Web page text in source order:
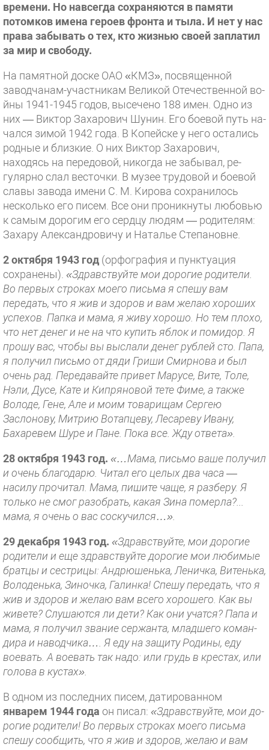
времени. Но навсегда сохраняются в памяти
потомков имена героев фронта и тыла. И нет у нас
права забывать о тех, кто жизнью своей заплатил
за мир и свободу.
На памятной доске ОАО «КМЗ», посвященной
заводчанам-участ­никам Великой Отечественной во­
йны 1941-1945 годов, высечено 188 имен. Одно из
них — Виктор Заха­рович Шунин. Его боевой путь на­
чался зимой 1942 года. В Копейске у него остались
родные и близкие. О них Виктор Захарович,
находясь на передовой, никогда не забывал, ре­
гулярно слал весточки. В музее тру­довой и боевой
славы завода имени С. М. Кирова сохранилось
несколько его писем. Все они проникнуты лю­бовью
к самым дорогим его сердцу людям — родителям:
Захару Алек­сандровичу и Наталье Степановне.
2 октября 1943 год (орфо­графия и пунктуация
сохранены). «Здравствуйте мои дорогие роди­тели.
Во первых строках моего пись­ма я спешу вам
передать, что я жив и здоров и вам желаю хороших
успе­хов. Папка и мама, я живу хорошо. Но тем плохо,
что нет денег и не на что купить яблок и помидор. Я
прошу вас, чтобы вы выслали денег рублей сто. Папа,
я получил письмо от дяди Гриши Смирнова и был
очень рад. Передавайте привет Марусе, Вите, Толе,
Нэли, Дусе, Кате и Кипря­новой тете Фиме, а также
Володе, Гене, Але и моим товарищам Сер­гею
Заслонову, Митрию Вотапцеву, Лесареву Ивану,
Бахаревем Шуре и Пане. Пока все. Жду ответа».
28 октября 1943 год. «…Мама, письмо ваше получил
и очень бла­годарю. Читал его целых два часа —
насилу прочитал. Мама, пишите чаще, я разберу. Я
только не смог разобрать, какая Зина померла?...
мама, я очень о вас соскучился…».
29 декабря 1943 год. «Здрав­ствуйте, мои дорогие
родители и еще здравствуйте дорогие мои любимые
братцы и сестрицы: Ан­дрюшенька, Леничка, Витенька,
Володенька, Зиночка, Галинка! Спе­шу передать, что я
жив и здоров и желаю вам всего хорошего. Как вы
живете? Слушаются ли дети? Как они учатся? Папа и
мама, я получил звание сержанта, младшего коман­
дира и наводчика…. Я еду на защиту Родины, еду
воевать. А воевать так надо: или грудь в крестах, или
голо­ва в кустах».
В одном из последних писем, датированном
январем 1944 года он писал: «Здравствуйте, мои до­
рогие родители! Во первых строках моего письма
спешу сообщить, что я жив и здоров, желаю и вам